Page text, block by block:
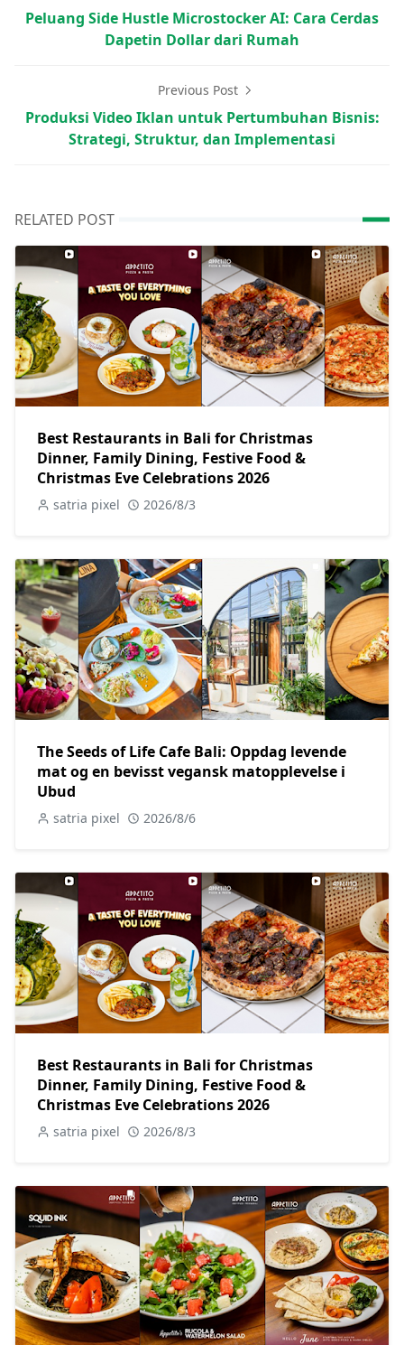
Peluang Side Hustle Microstocker AI: Cara Cerdas
Dapetin Dollar dari Rumah
Previous Post
Produksi Video Iklan untuk Pertumbuhan Bisnis:
Strategi, Struktur, dan Implementasi
RELATED POST
Best Restaurants in Bali for Christmas
Dinner, Family Dining, Festive Food &
Christmas Eve Celebrations 2026
satria pixel 2026/8/3
The Seeds of Life Cafe Bali: Oppdag levende
mat og en bevisst vegansk matopplevelse i
Ubud
satria pixel 2026/8/6
Best Restaurants in Bali for Christmas
Dinner, Family Dining, Festive Food &
Christmas Eve Celebrations 2026
satria pixel 2026/8/3